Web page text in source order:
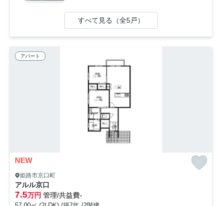
すべて見る（全5戸）
アパート
NEW
姫路市京口町
アルル京口
7.5万円 管理/共益費-